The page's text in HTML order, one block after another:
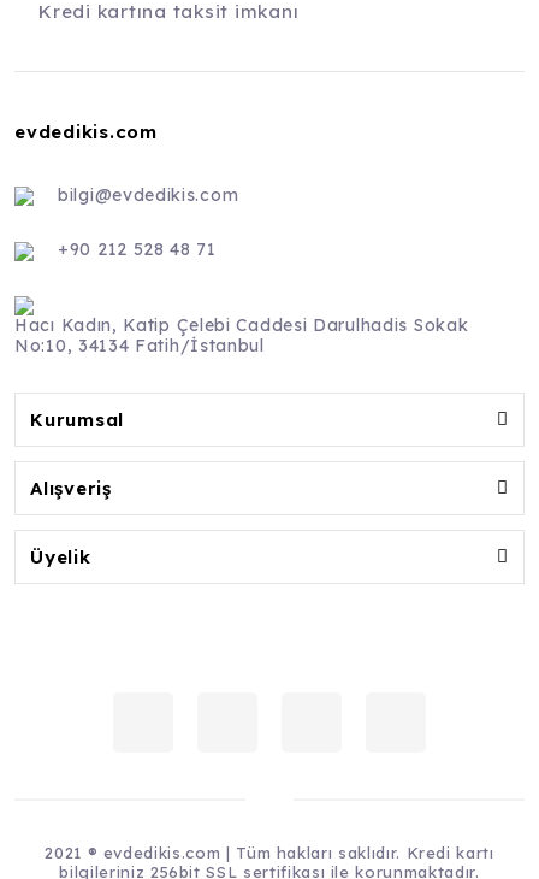
Kredi kartına taksit imkanı
evdedikis.com
bilgi@evdedikis.com
+90 212 528 48 71
Hacı Kadın, Katip Çelebi Caddesi Darulhadis Sokak
No:10, 34134 Fatih/İstanbul
Kurumsal
Alışveriş
Üyelik
2021 ® evdedikis.com | Tüm hakları saklıdır. Kredi kartı
bilgileriniz 256bit SSL sertifikası ile korunmaktadır.